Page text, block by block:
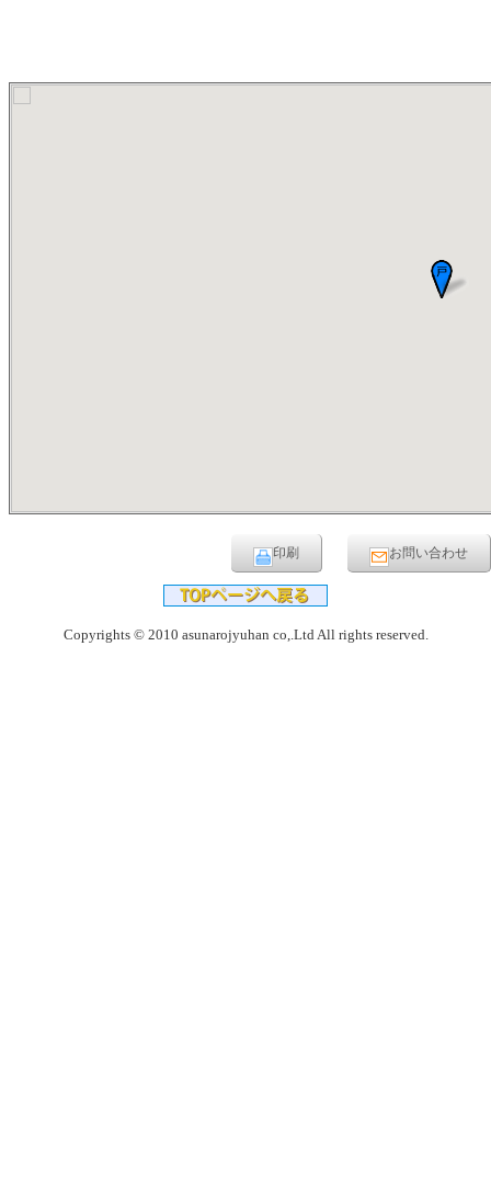
印刷 お問い合わせ
Copyrights © 2010 asunarojyuhan co,.Ltd All rights reserved.